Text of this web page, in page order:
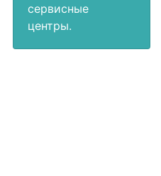
сервисные
центры.